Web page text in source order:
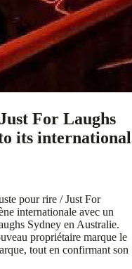
For Laughs
its international
pour rire / Just For
internationale avec un
Sydney en Australie.
propriétaire marque le
tout en confirmant son